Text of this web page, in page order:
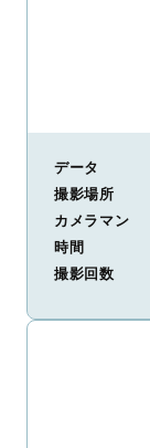
データ
撮影場所
カメラマン
時間
撮影回数